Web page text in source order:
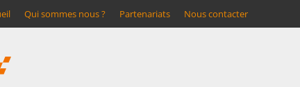
Qui sommes nous ? Partenariats Nous contacter